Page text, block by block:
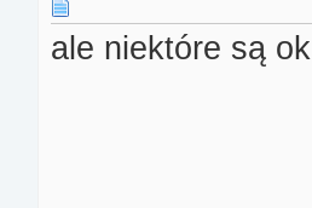
ale niektóre są